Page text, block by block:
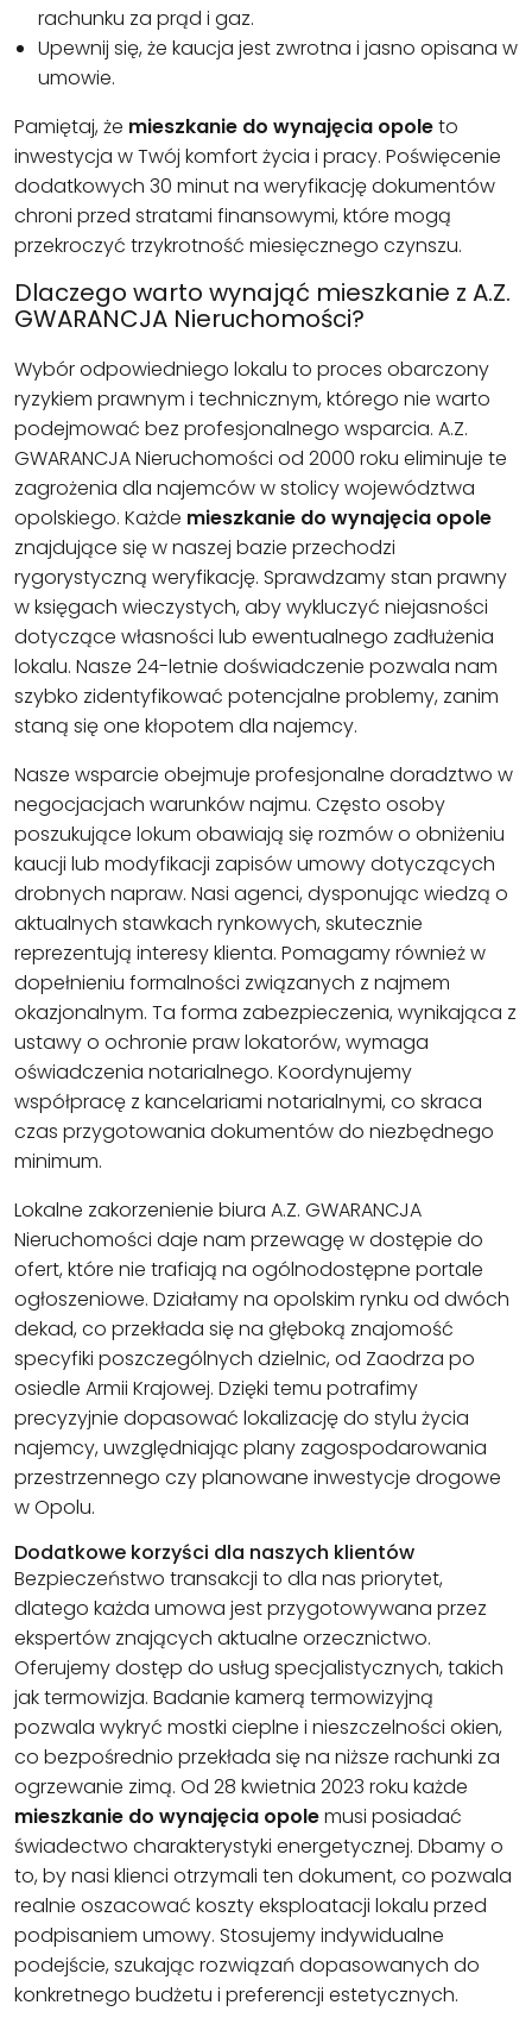
rachunku za prąd i gaz.
Upewnij się, że kaucja jest zwrotna i jasno opisana w
umowie.
Pamiętaj, że mieszkanie do wynajęcia opoleto
inwestycja w Twój komfort życia i pracy. Poświęcenie
dodatkowych 30 minut na weryfikację dokumentów
chroni przed stratami finansowymi, które mogą
przekroczyć trzykrotność miesięcznego czynszu.
Dlaczego warto wynająć mieszkanie z A.Z.
GWARANCJA Nieruchomości?
Wybór odpowiedniego lokalu to proces obarczony
ryzykiem prawnym i technicznym, którego nie warto
podejmować bez profesjonalnego wsparcia. A.Z.
GWARANCJA Nieruchomości od 2000 roku eliminuje te
zagrożenia dla najemców w stolicy województwa
opolskiego. Każde mieszkanie do wynajęcia opole
znajdujące się w naszej bazie przechodzi
rygorystyczną weryfikację. Sprawdzamy stan prawny
w księgach wieczystych, aby wykluczyć niejasności
dotyczące własności lub ewentualnego zadłużenia
lokalu. Nasze 24-letnie doświadczenie pozwala nam
szybko zidentyfikować potencjalne problemy, zanim
staną się one kłopotem dla najemcy.
Nasze wsparcie obejmuje profesjonalne doradztwo w
negocjacjach warunków najmu. Często osoby
poszukujące lokum obawiają się rozmów o obniżeniu
kaucji lub modyfikacji zapisów umowy dotyczących
drobnych napraw. Nasi agenci, dysponując wiedzą o
aktualnych stawkach rynkowych, skutecznie
reprezentują interesy klienta. Pomagamy również w
dopełnieniu formalności związanych z najmem
okazjonalnym. Ta forma zabezpieczenia, wynikająca z
ustawy o ochronie praw lokatorów, wymaga
oświadczenia notarialnego. Koordynujemy
współpracę z kancelariami notarialnymi, co skraca
czas przygotowania dokumentów do niezbędnego
minimum.
Lokalne zakorzenienie biura A.Z. GWARANCJA
Nieruchomości daje nam przewagę w dostępie do
ofert, które nie trafiają na ogólnodostępne portale
ogłoszeniowe. Działamy na opolskim rynku od dwóch
dekad, co przekłada się na głęboką znajomość
specyfiki poszczególnych dzielnic, od Zaodrza po
osiedle Armii Krajowej. Dzięki temu potrafimy
precyzyjnie dopasować lokalizację do stylu życia
najemcy, uwzględniając plany zagospodarowania
przestrzennego czy planowane inwestycje drogowe
w Opolu.
Dodatkowe korzyści dla naszych klientów
Bezpieczeństwo transakcji to dla nas priorytet,
dlatego każda umowa jest przygotowywana przez
ekspertów znających aktualne orzecznictwo.
Oferujemy dostęp do usług specjalistycznych, takich
jak termowizja. Badanie kamerą termowizyjną
pozwala wykryć mostki cieplne i nieszczelności okien,
co bezpośrednio przekłada się na niższe rachunki za
ogrzewanie zimą. Od 28 kwietnia 2023 roku każde
mieszkanie do wynajęcia opolemusi posiadać
świadectwo charakterystyki energetycznej. Dbamy o
to, by nasi klienci otrzymali ten dokument, co pozwala
realnie oszacować koszty eksploatacji lokalu przed
podpisaniem umowy. Stosujemy indywidualne
podejście, szukając rozwiązań dopasowanych do
konkretnego budżetu i preferencji estetycznych.